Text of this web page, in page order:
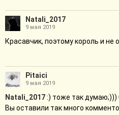
Natali_2017
9 мая 2019
Красавчик, поэтому король и не
Pitaici
9 мая 2019
Natali_2017:) тоже так думаю;)))
Вы оставили так много